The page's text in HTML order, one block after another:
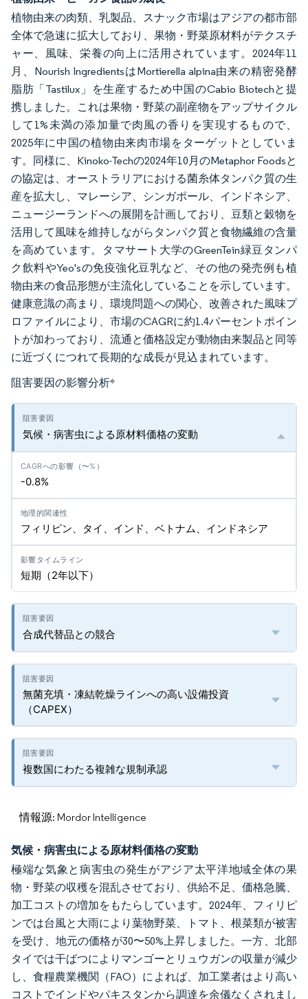
植物由来の肉類、乳製品、スナック市場はアジアの都市部
全体で急速に拡大しており、果物・野菜原材料がテクスチ
ャー、風味、栄養の向上に活用されています。2024年11
月、Nourish IngredientsはMortierella alpina由来の精密発酵
脂肪「Tastilux」を生産するため中国のCabio Biotechと提
携しました。これは果物・野菜の副産物をアップサイクル
して1%未満の添加量で肉風の香りを実現するもので、
2025年に中国の植物由来肉市場をターゲットとしていま
す。同様に、Kinoko-Techの2024年10月のMetaphor Foodsと
の協定は、オーストラリアにおける菌糸体タンパク質の生
産を拡大し、マレーシア、シンガポール、インドネシア、
ニュージーランドへの展開を計画しており、豆類と穀物を
活用して風味を維持しながらタンパク質と食物繊維の含量
を高めています。タマサート大学のGreenTein緑豆タンパ
ク飲料やYeo'sの免疫強化豆乳など、その他の発売例も植
物由来の食品形態が主流化していることを示しています。
健康意識の高まり、環境問題への関心、改善された風味プ
ロファイルにより、市場のCAGRに約1.4パーセントポイン
トが加わっており、流通と価格設定が動物由来製品と同等
に近づくにつれて長期的な成長が見込まれています。
阻害要因の影響分析*
気候・病害虫による原材料価格の変動
-0.8%
フィリピン、タイ、インド、ベトナム、インドネシア
短期（2年以下）
合成代替品との競合
無菌充填・凍結乾燥ラインへの高い設備投資
（CAPEX）
複数国にわたる複雑な規制承認
情報源: Mordor Intelligence
気候・病害虫による原材料価格の変動
極端な気象と病害虫の発生がアジア太平洋地域全体の果
物・野菜の収穫を混乱させており、供給不足、価格急騰、
加工コストの増加をもたらしています。2024年、フィリピ
ンでは台風と大雨により葉物野菜、トマト、根菜類が被害
を受け、地元の価格が30〜50%上昇しました。一方、北部
タイでは干ばつによりマンゴーとリュウガンの収量が減少
し、食糧農業機関（FAO）によれば、加工業者はより高い
コストでインドやパキスタンから調達を余儀なくされまし